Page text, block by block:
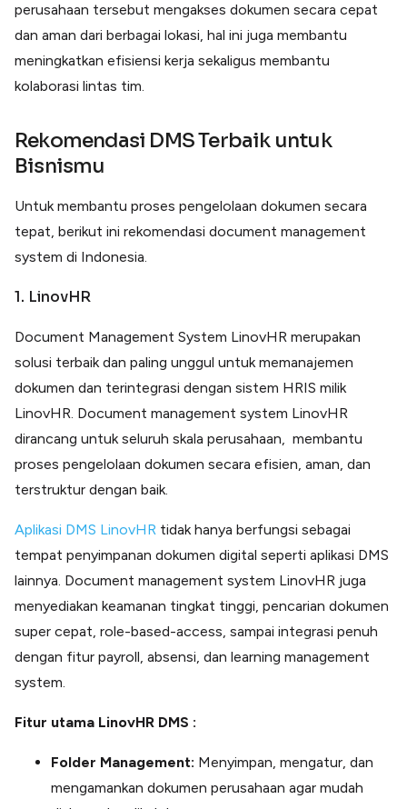
perusahaan tersebut mengakses dokumen secara cepat
dan aman dari berbagai lokasi, hal ini juga membantu
meningkatkan efisiensi kerja sekaligus membantu
kolaborasi lintas tim.
Rekomendasi DMS Terbaik untuk
Bisnismu
Untuk membantu proses pengelolaan dokumen secara
tepat, berikut ini rekomendasi document management
system di Indonesia.
1. LinovHR
Document Management System LinovHR merupakan
solusi terbaik dan paling unggul untuk memanajemen
dokumen dan terintegrasi dengan sistem HRIS milik
LinovHR. Document management system LinovHR
dirancang untuk seluruh skala perusahaan, membantu
proses pengelolaan dokumen secara efisien, aman, dan
terstruktur dengan baik.
Aplikasi DMS LinovHR tidak hanya berfungsi sebagai
tempat penyimpanan dokumen digital seperti aplikasi DMS
lainnya. Document management system LinovHR juga
menyediakan keamanan tingkat tinggi, pencarian dokumen
super cepat, role-based-access, sampai integrasi penuh
dengan fitur payroll, absensi, dan learning management
system.
Fitur utama LinovHR DMS :
Folder Management: Menyimpan, mengatur, dan
mengamankan dokumen perusahaan agar mudah